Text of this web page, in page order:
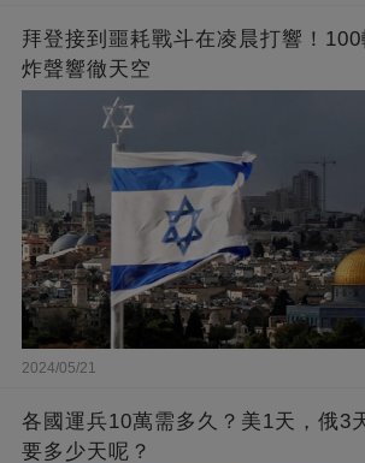
拜登接到噩耗戰斗在凌晨打響！
炸聲響徹天空
2024/05/21
各國運兵10萬需多久？美1天，俄3
要多少天呢？